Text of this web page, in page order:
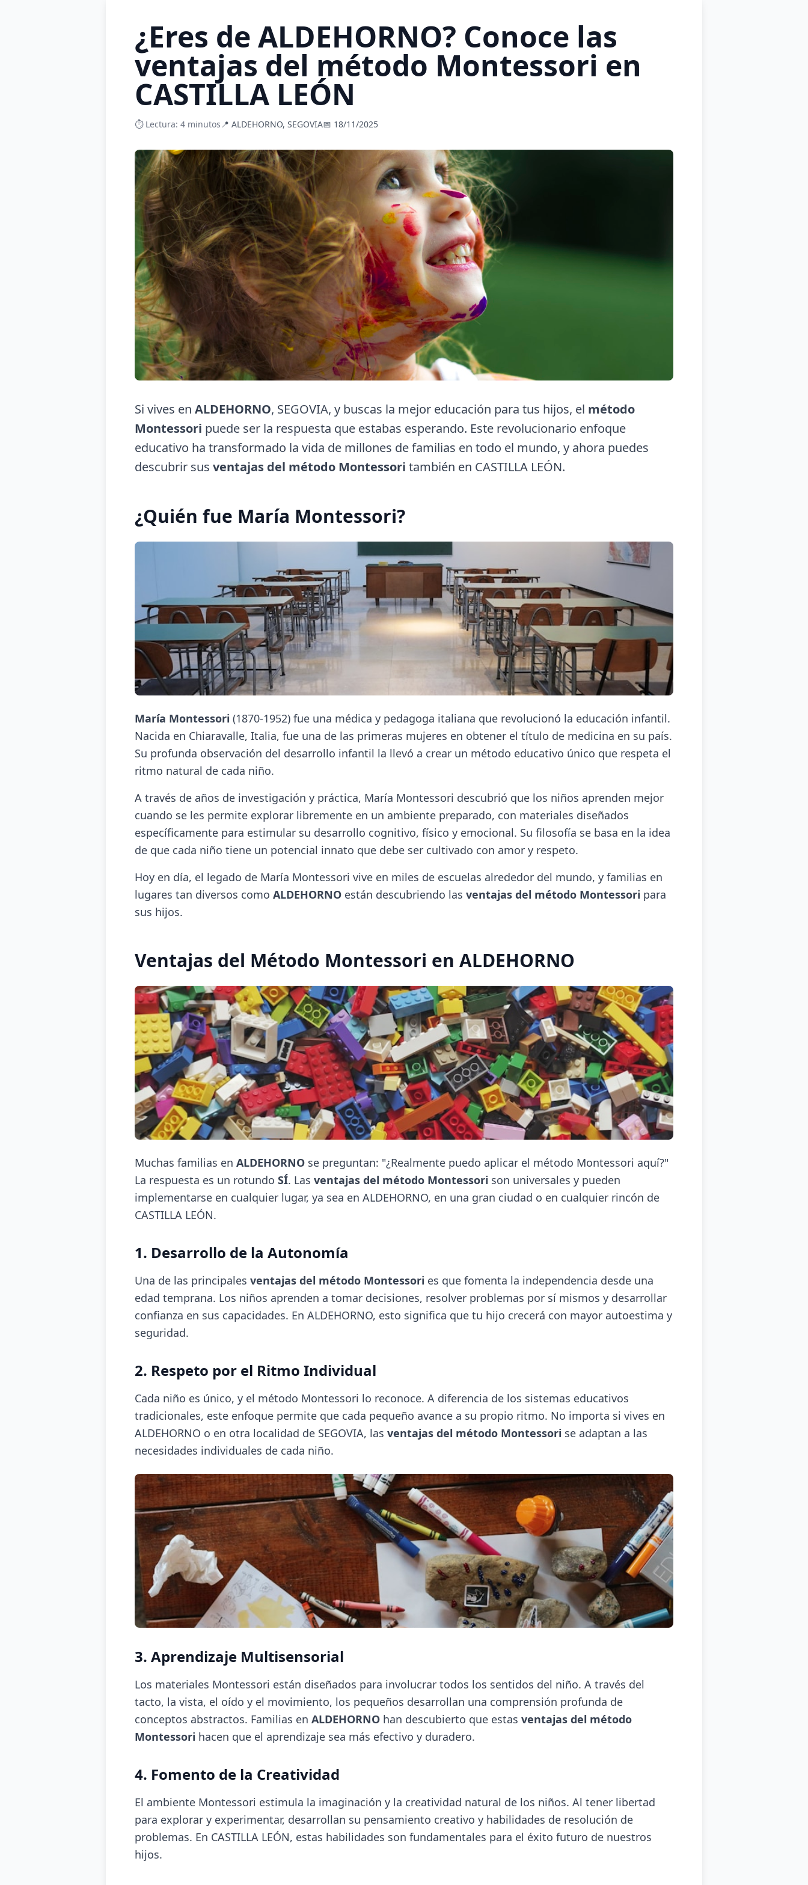
¿Eres de ALDEHORNO? Conoce las
ventajas del método Montessori en
CASTILLA LEÓN
⏱️ Lectura: 4 minutos📍 ALDEHORNO, SEGOVIA📅 18/11/2025
Si vives en ALDEHORNO, SEGOVIA, y buscas la mejor educación para tus hijos, el método
Montessori puede ser la respuesta que estabas esperando. Este revolucionario enfoque
educativo ha transformado la vida de millones de familias en todo el mundo, y ahora puedes
descubrir sus ventajas del método Montessori también en CASTILLA LEÓN.
¿Quién fue María Montessori?
María Montessori (1870-1952) fue una médica y pedagoga italiana que revolucionó la educación infantil.
Nacida en Chiaravalle, Italia, fue una de las primeras mujeres en obtener el título de medicina en su país.
Su profunda observación del desarrollo infantil la llevó a crear un método educativo único que respeta el
ritmo natural de cada niño.
A través de años de investigación y práctica, María Montessori descubrió que los niños aprenden mejor
cuando se les permite explorar libremente en un ambiente preparado, con materiales diseñados
específicamente para estimular su desarrollo cognitivo, físico y emocional. Su filosofía se basa en la idea
de que cada niño tiene un potencial innato que debe ser cultivado con amor y respeto.
Hoy en día, el legado de María Montessori vive en miles de escuelas alrededor del mundo, y familias en
lugares tan diversos como ALDEHORNO están descubriendo las ventajas del método Montessori para
sus hijos.
Ventajas del Método Montessori en ALDEHORNO
Muchas familias en ALDEHORNO se preguntan: "¿Realmente puedo aplicar el método Montessori aquí?"
La respuesta es un rotundo SÍ. Las ventajas del método Montessori son universales y pueden
implementarse en cualquier lugar, ya sea en ALDEHORNO, en una gran ciudad o en cualquier rincón de
CASTILLA LEÓN.
1. Desarrollo de la Autonomía
Una de las principales ventajas del método Montessori es que fomenta la independencia desde una
edad temprana. Los niños aprenden a tomar decisiones, resolver problemas por sí mismos y desarrollar
confianza en sus capacidades. En ALDEHORNO, esto significa que tu hijo crecerá con mayor autoestima y
seguridad.
2. Respeto por el Ritmo Individual
Cada niño es único, y el método Montessori lo reconoce. A diferencia de los sistemas educativos
tradicionales, este enfoque permite que cada pequeño avance a su propio ritmo. No importa si vives en
ALDEHORNO o en otra localidad de SEGOVIA, las ventajas del método Montessori se adaptan a las
necesidades individuales de cada niño.
3. Aprendizaje Multisensorial
Los materiales Montessori están diseñados para involucrar todos los sentidos del niño. A través del
tacto, la vista, el oído y el movimiento, los pequeños desarrollan una comprensión profunda de
conceptos abstractos. Familias en ALDEHORNO han descubierto que estas ventajas del método
Montessori hacen que el aprendizaje sea más efectivo y duradero.
4. Fomento de la Creatividad
El ambiente Montessori estimula la imaginación y la creatividad natural de los niños. Al tener libertad
para explorar y experimentar, desarrollan su pensamiento creativo y habilidades de resolución de
problemas. En CASTILLA LEÓN, estas habilidades son fundamentales para el éxito futuro de nuestros
hijos.